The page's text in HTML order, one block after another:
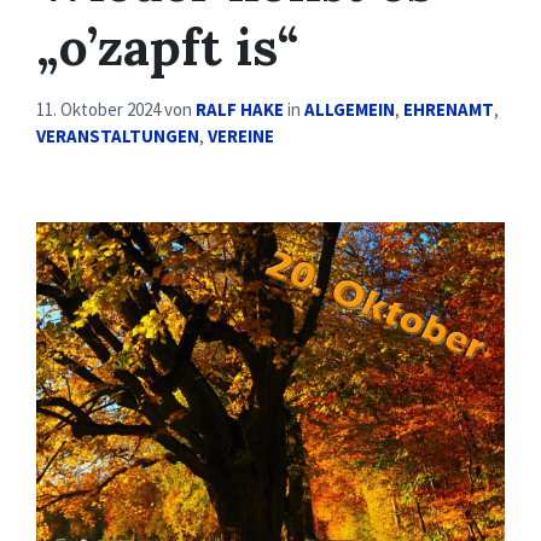
„o’zapft is“
11. Oktober 2024von RALF HAKE in ALLGEMEIN, EHRENAMT,
VERANSTALTUNGEN, VEREINE